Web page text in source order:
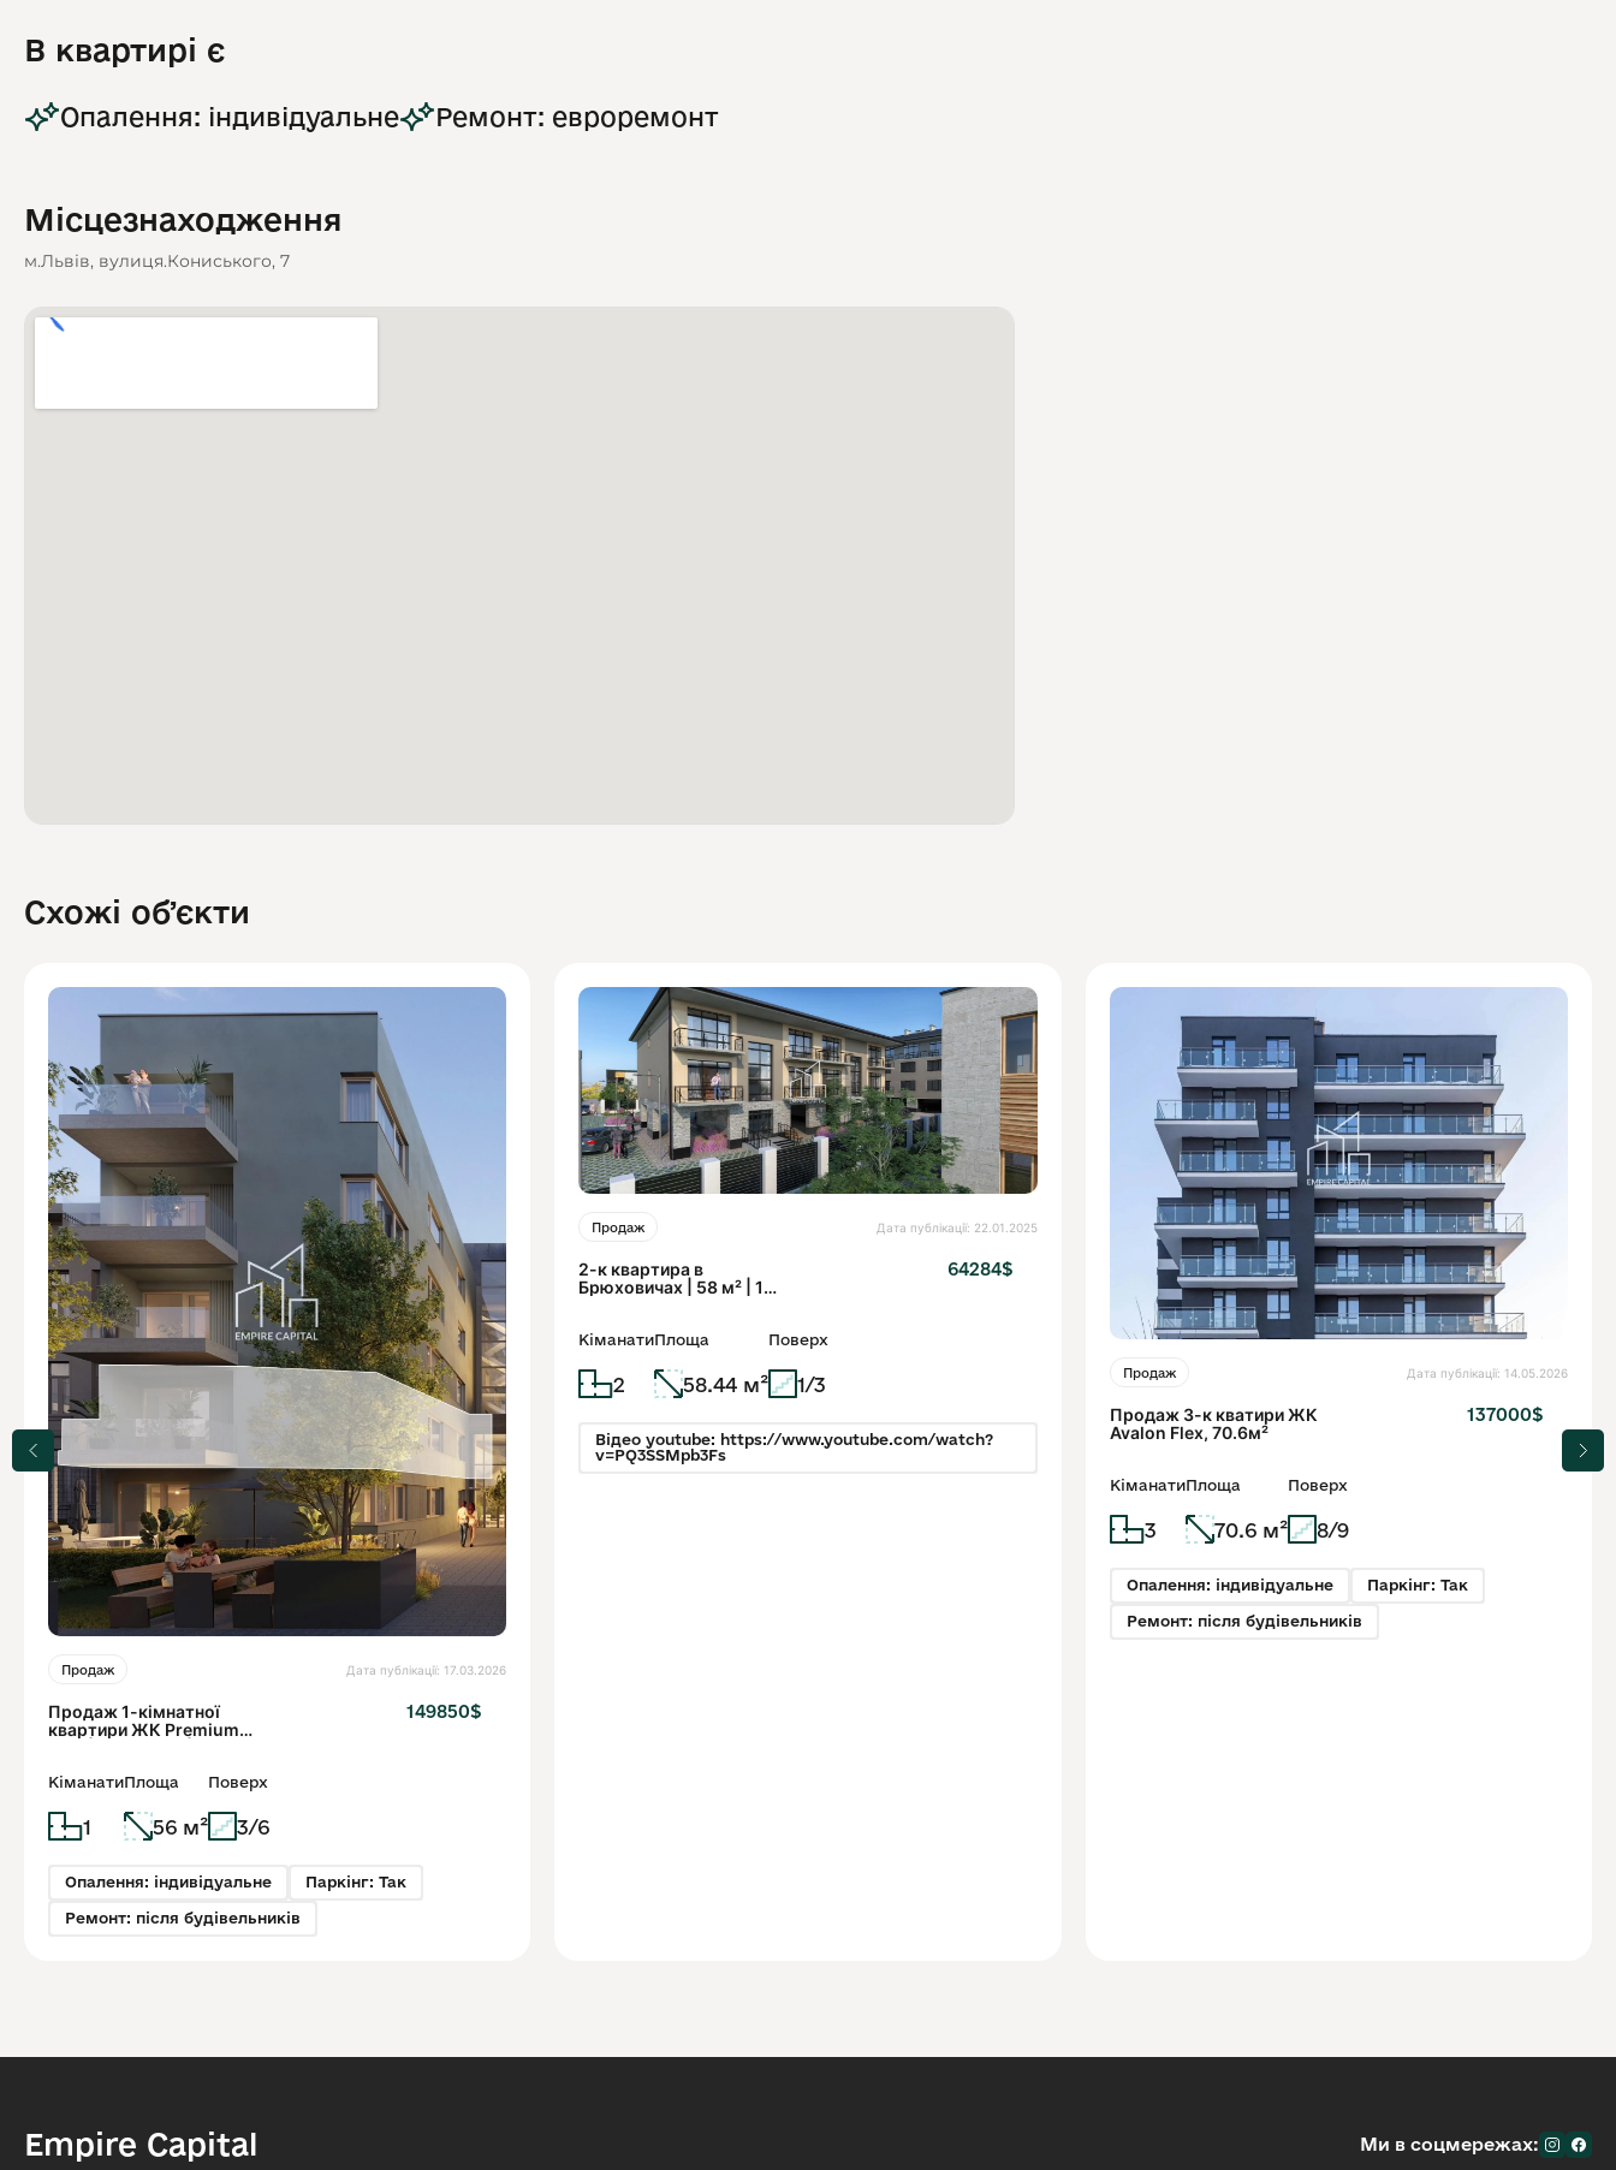
В квартирі є
Опалення: індивідуальне Ремонт: евроремонт
Місцезнаходження
м.Львів, вулиця.Кониського, 7
Схожі обʼєкти
Продаж Дата публікації: 17.03.2026
Продаж 1-кімнатної
квартири ЖК Premium
149850$
Кіманати
1
Площа
56 м²
Поверх
3/6
Опалення: індивідуальне Паркінг: Так
Ремонт: після будівельників
Продаж Дата публікації: 22.01.2025
2-к квартира в
Брюховичах | 58 м² | 1
64284$
Кіманати
2
Площа
58.44 м²
Поверх
1/3
Відео youtube: https://www.youtube.com/watch?
v=PQ3SSMpb3Fs
Продаж Дата публікації: 14.05.2026
Продаж 3-к кватири ЖК
Avalon Flex, 70.6м²
137000$
Кіманати
3
Площа
70.6 м²
Поверх
8/9
Опалення: індивідуальне Паркінг: Так
Ремонт: після будівельників
Empire Capital Ми в соцмережах: